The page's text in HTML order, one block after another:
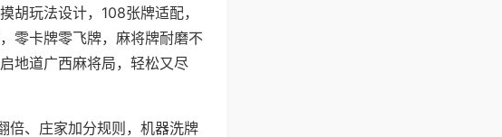
胡玩法设计，108张牌适配，
零卡牌零飞牌，麻将牌耐磨不
地道广西麻将局，轻松又尽
倍、庄家加分规则，机器洗牌